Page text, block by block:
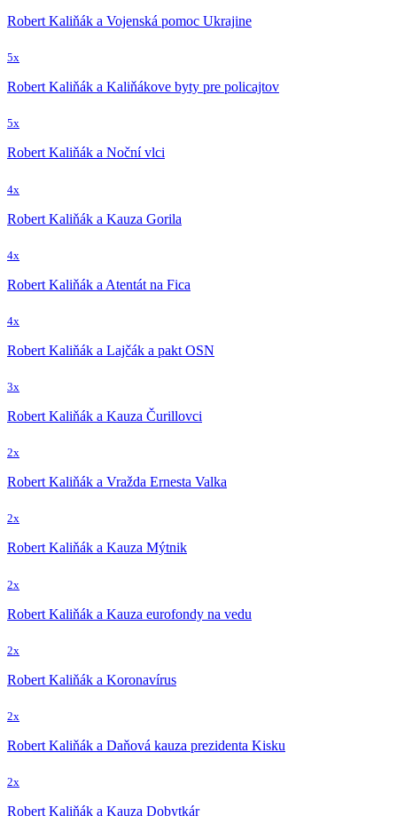
Robert Kaliňák a Vojenská pomoc Ukrajine
5x
Robert Kaliňák a Kaliňákove byty pre policajtov
5x
Robert Kaliňák a Noční vlci
4x
Robert Kaliňák a Kauza Gorila
4x
Robert Kaliňák a Atentát na Fica
4x
Robert Kaliňák a Lajčák a pakt OSN
3x
Robert Kaliňák a Kauza Čurillovci
2x
Robert Kaliňák a Vražda Ernesta Valka
2x
Robert Kaliňák a Kauza Mýtnik
2x
Robert Kaliňák a Kauza eurofondy na vedu
2x
Robert Kaliňák a Koronavírus
2x
Robert Kaliňák a Daňová kauza prezidenta Kisku
2x
Robert Kaliňák a Kauza Dobytkár